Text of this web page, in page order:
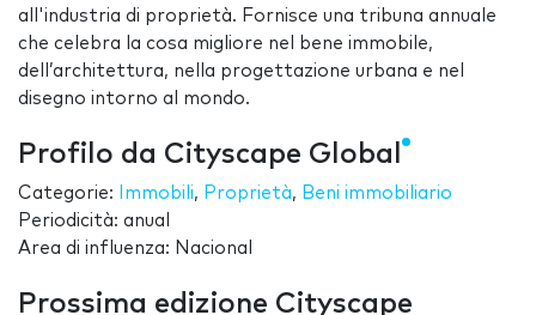
all'industria di proprietà. Fornisce una tribuna annuale
che celebra la cosa migliore nel bene immobile,
dell’architettura, nella progettazione urbana e nel
disegno intorno al mondo.
Profilo da Cityscape Global
Categorie: Immobili, Proprietà, Beni immobiliario
Periodicità: anual
Area di influenza: Nacional
Prossima edizione Cityscape